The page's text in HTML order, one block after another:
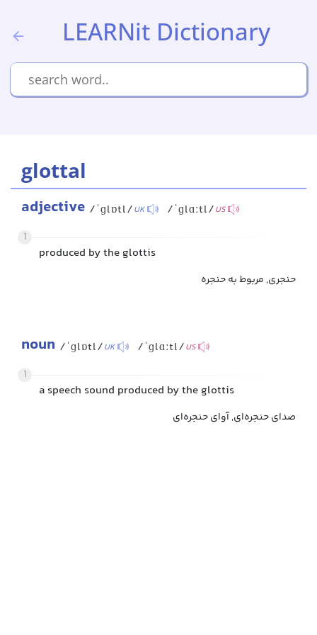
LEARNit Dictionary
glottal
adjective /ˈɡlɒtl/UK /ˈɡlɑːtl/US
1
produced by the glottis
حنجری, مربوط به حنجره
noun /ˈɡlɒtl/UK /ˈɡlɑːtl/US
1
a speech sound produced by the glottis
صدای حنجره‌ای, آوای حنجره‌ای